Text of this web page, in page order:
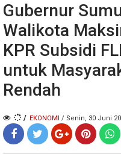
Gubernur
Walikota
KPR Subsidi
untuk
Rendah
/ EKONOMI / Senin, 30 Juni